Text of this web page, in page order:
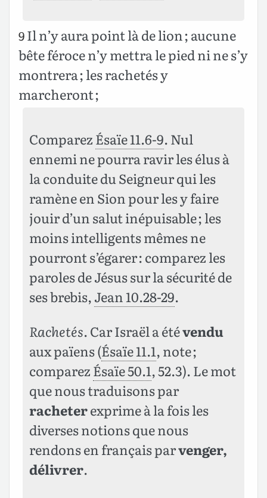
9Il n’y aura point là de lion ; aucune
bête féroce n’y mettra le pied ni ne s’y
montrera ; les rachetés y
marcheront ;
ComparezÉsaïe 11.6-9. Nul
ennemi ne pourra ravir les élus à
la conduite du Seigneur qui les
ramène en Sion pour les y faire
jouir d’un salut inépuisable ; les
moins intelligents mêmes ne
pourront s’égarer : comparez les
paroles de Jésus sur la sécurité de
ses brebis,Jean 10.28-29.
Rachetés. Car Israël a étévendu
aux païens (Ésaïe 11.1, note ;
comparezÉsaïe 50.1, 52.3). Le mot
que nous traduisons par
racheterexprime à la fois les
diverses notions que nous
rendons en français parvenger,
délivrer.